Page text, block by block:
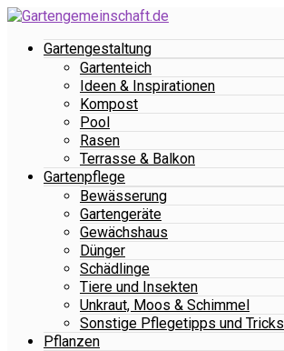
Gartengestaltung
Gartenteich
Ideen & Inspirationen
Kompost
Pool
Rasen
Terrasse & Balkon
Gartenpflege
Bewässerung
Gartengeräte
Gewächshaus
Dünger
Schädlinge
Tiere und Insekten
Unkraut, Moos & Schimmel
Sonstige Pflegetipps und Tricks
Pflanzen